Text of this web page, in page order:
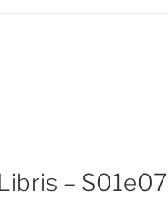
– S01e07